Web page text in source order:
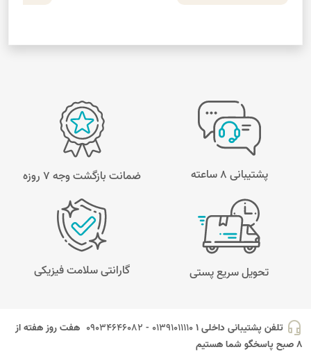
پشتیبانی 8 ساعته ضمانت بازگشت وجه ۷ روزه
تحویل سریع پستی گارانتی سلامت فیزیکی
headset_mic تلفن پشتیبانی داخلی 1 01391011110 - 09034646082
هفت روز هفته از
8 صبح پاسخگو شما هستیم